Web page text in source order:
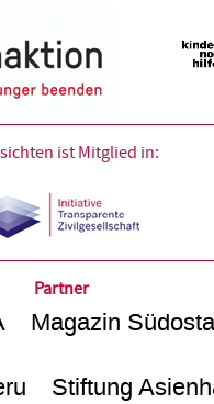
ist Mitglied in:
Partner
Magazin
Stiftung